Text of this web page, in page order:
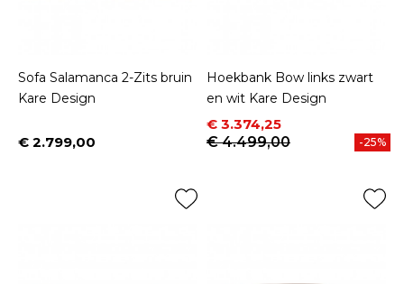
Sofa Salamanca 2-Zits bruin
Kare Design
Prijs
€ 2.799,00
Hoekbank Bow links zwart
en wit Kare Design
Prijs
€ 3.374,25
Normale prijs
€ 4.499,00
-25%